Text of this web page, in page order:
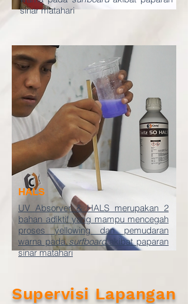
sinar matahari
HALS
UV Absorver & HALS merupakan 2
bahan adiktif yang mampu mencegah
proses yellowing dan pemudaran
warna padasurfboardakibat paparan
sinar matahari
Supervisi Lapangan